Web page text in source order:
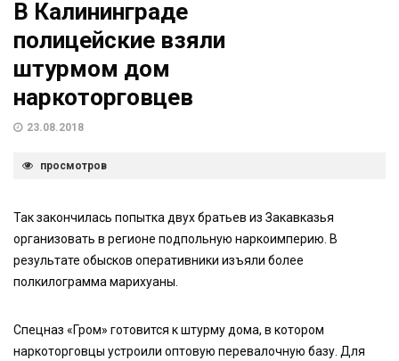
В Калининграде
полицейские взяли
штурмом дом
наркоторговцев
23.08.2018
просмотров
Так закончилась попытка двух братьев из Закавказья
организовать в регионе подпольную наркоимперию. В
результате обысков оперативники изъяли более
полкилограмма марихуаны.
Спецназ «Гром» готовится к штурму дома, в котором
наркоторговцы устроили оптовую перевалочную базу. Для